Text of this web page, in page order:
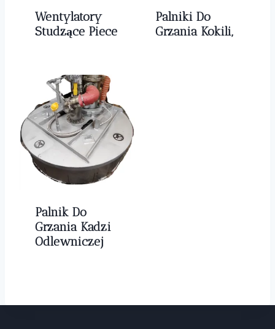
Wentylatory
Studzące Piece
Palniki Do
Grzania Kokili,
Palnik Do
Grzania Kadzi
Odlewniczej